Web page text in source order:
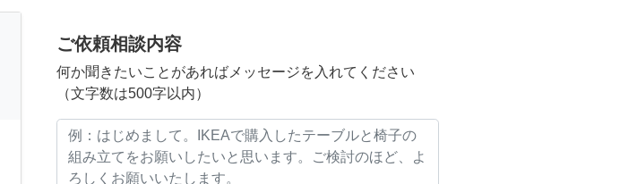
ご依頼相談内容
何か聞きたいことがあればメッセージを入れてください
（文字数は500字以内）